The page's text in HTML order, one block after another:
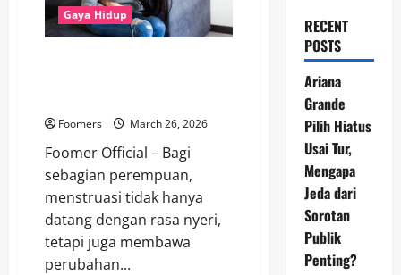
Gaya Hidup
Foomers March 26, 2026
Foomer Official – Bagi
sebagian perempuan,
menstruasi tidak hanya
datang dengan rasa nyeri,
tetapi juga membawa
perubahan...
RECENT
POSTS
Ariana
Grande
Pilih Hiatus
Usai Tur,
Mengapa
Jeda dari
Sorotan
Publik
Penting?